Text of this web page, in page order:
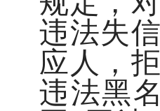
违法失
应人，
违法黑